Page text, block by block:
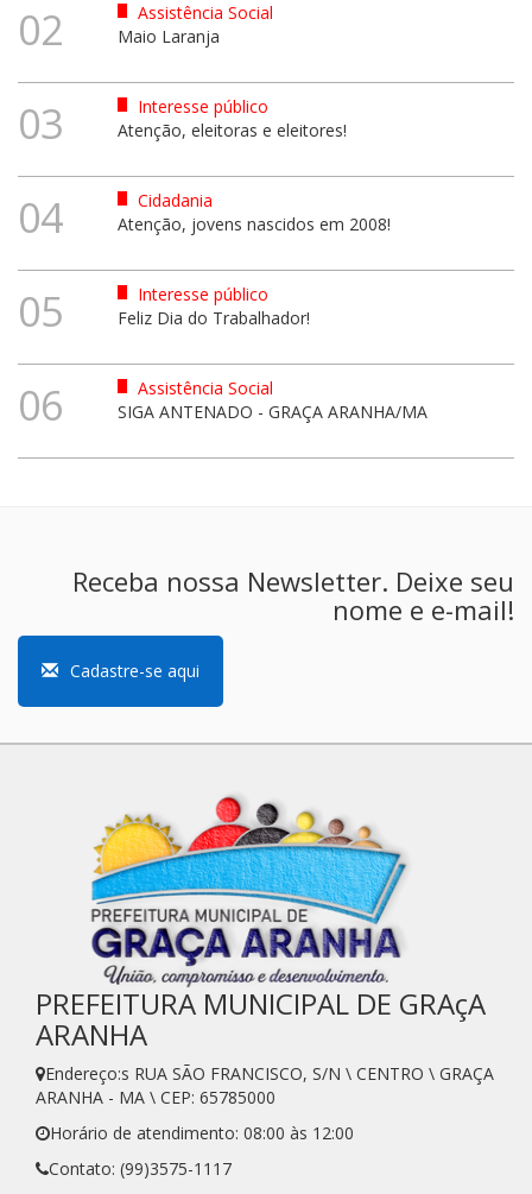
02
Assistência Social
Maio Laranja
03
Interesse público
Atenção, eleitoras e eleitores!
04
Cidadania
Atenção, jovens nascidos em 2008!
05
Interesse público
Feliz Dia do Trabalhador!
06
Assistência Social
SIGA ANTENADO - GRAÇA ARANHA/MA
Receba nossa Newsletter. Deixe seu
nome e e-mail!
Cadastre-se aqui
PREFEITURA MUNICIPAL DE GRAçA
ARANHA
Endereço:s RUA SÃO FRANCISCO, S/N \ CENTRO \ GRAÇA
ARANHA - MA \ CEP: 65785000
Horário de atendimento: 08:00 às 12:00
Contato: (99)3575-1117